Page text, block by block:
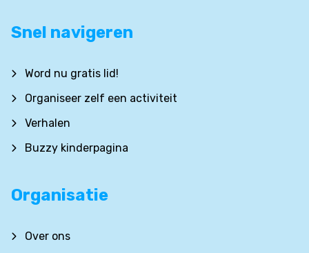
Snel navigeren
Word nu gratis lid!
Organiseer zelf een activiteit
Verhalen
Buzzy kinderpagina
Organisatie
Over ons